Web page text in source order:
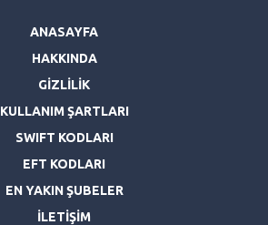
ANASAYFA
HAKKINDA
GİZLİLİK
KULLANIM ŞARTLARI
SWIFT KODLARI
EFT KODLARI
EN YAKIN ŞUBELER
İLETİŞİM